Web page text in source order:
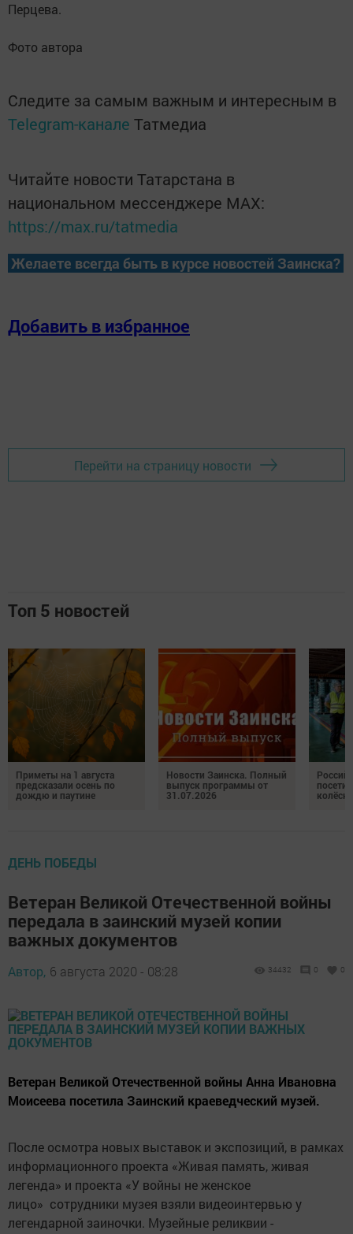
Перцева.
Фото автора
Следите за самым важным и интересным в
Telegram-канале Татмедиа
Читайте новости Татарстана в
национальном мессенджере MАХ:
https://max.ru/tatmedia
Желаете всегда быть в курсе новостей Заинска?
Добавить в избранное
Перейти на страницу новости
Топ 5 новостей
Приметы на 1 августа
предсказали осень по
дождю и паутине
Новости Заинска. Полный
выпуск программы от
31.07.2026
ДЕНЬ ПОБЕДЫ
Ветеран Великой Отечественной войны
передала в заинский музей копии
важных документов
Автор, 6 августа 2020 - 08:28 34432 0 0
Ветеран Великой Отечественной войны Анна Ивановна
Моисеева посетила Заинский краеведческий музей.
После осмотра новых выставок и экспозиций, в рамках
информационного проекта «Живая память, живая
легенда» и проекта «У войны не женское
лицо» сотрудники музея взяли видеоинтервью у
легендарной заиночки. Музейные реликвии -